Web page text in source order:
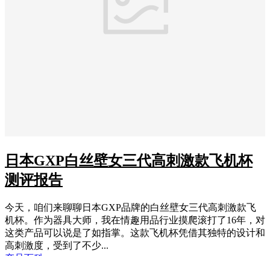
日本GXP白丝壁女三代高刺激款飞机杯
测评报告
今天，咱们来聊聊日本GXP品牌的白丝壁女三代高刺激款飞
机杯。作为器具大师，我在情趣用品行业摸爬滚打了16年，对
这类产品可以说是了如指掌。这款飞机杯凭借其独特的设计和
高刺激度，受到了不少...